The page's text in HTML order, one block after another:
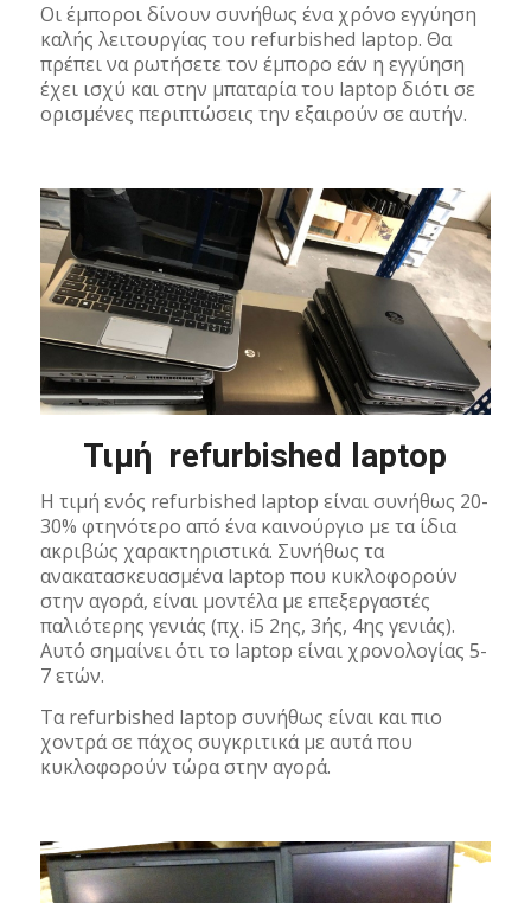
Οι έμποροι δίνουν συνήθως ένα χρόνο εγγύηση
καλής λειτουργίας του refurbished laptop. Θα
πρέπει να ρωτήσετε τον έμπορο εάν η εγγύηση
έχει ισχύ και στην μπαταρία του laptop διότι σε
ορισμένες περιπτώσεις την εξαιρούν σε αυτήν.
Τιμή refurbished laptop
Η τιμή ενός refurbished laptop είναι συνήθως 20-
30% φτηνότερο από ένα καινούργιο με τα ίδια
ακριβώς χαρακτηριστικά. Συνήθως τα
ανακατασκευασμένα laptop που κυκλοφορούν
στην αγορά, είναι μοντέλα με επεξεργαστές
παλιότερης γενιάς (πχ. i5 2ης, 3ής, 4ης γενιάς).
Αυτό σημαίνει ότι το laptop είναι χρονολογίας 5-
7 ετών.
Τα refurbished laptop συνήθως είναι και πιο
χοντρά σε πάχος συγκριτικά με αυτά που
κυκλοφορούν τώρα στην αγορά.